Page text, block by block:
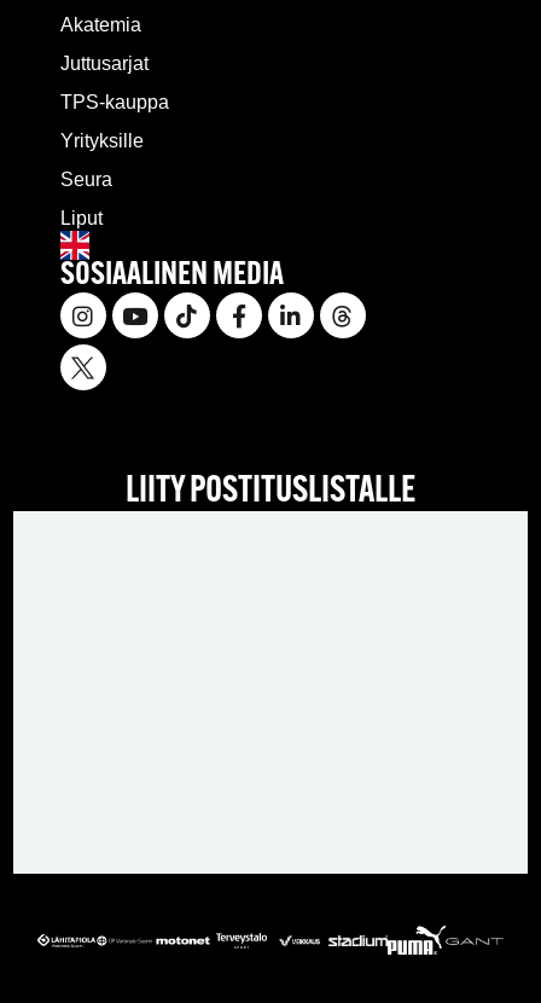
Akatemia
Juttusarjat
TPS-kauppa
Yrityksille
Seura
Liput
SOSIAALINEN MEDIA
LIITY POSTITUSLISTALLE